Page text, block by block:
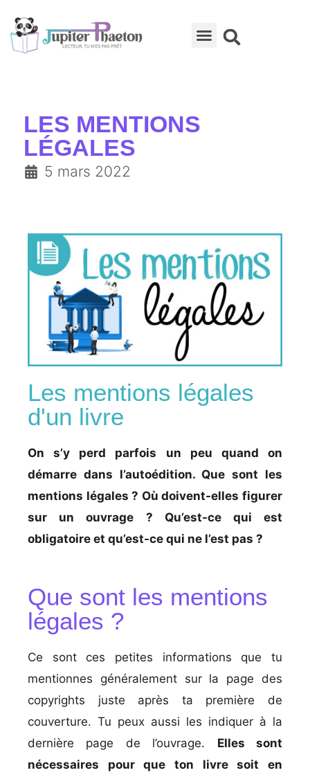
LES MENTIONS
LÉGALES
5 mars 2022
Les mentions légales
d'un livre
On s’y perd parfois un peu quand on
démarre dans l’autoédition. Que sont les
mentions légales ? Où doivent-elles figurer
sur un ouvrage ? Qu’est-ce qui est
obligatoire et qu’est-ce qui ne l’est pas ?
Que sont les mentions
légales ?
Ce sont ces petites informations que tu
mentionnes généralement sur la page des
copyrights juste après ta première de
couverture. Tu peux aussi les indiquer à la
dernière page de l’ouvrage. Elles sont
nécessaires pour que ton livre soit en